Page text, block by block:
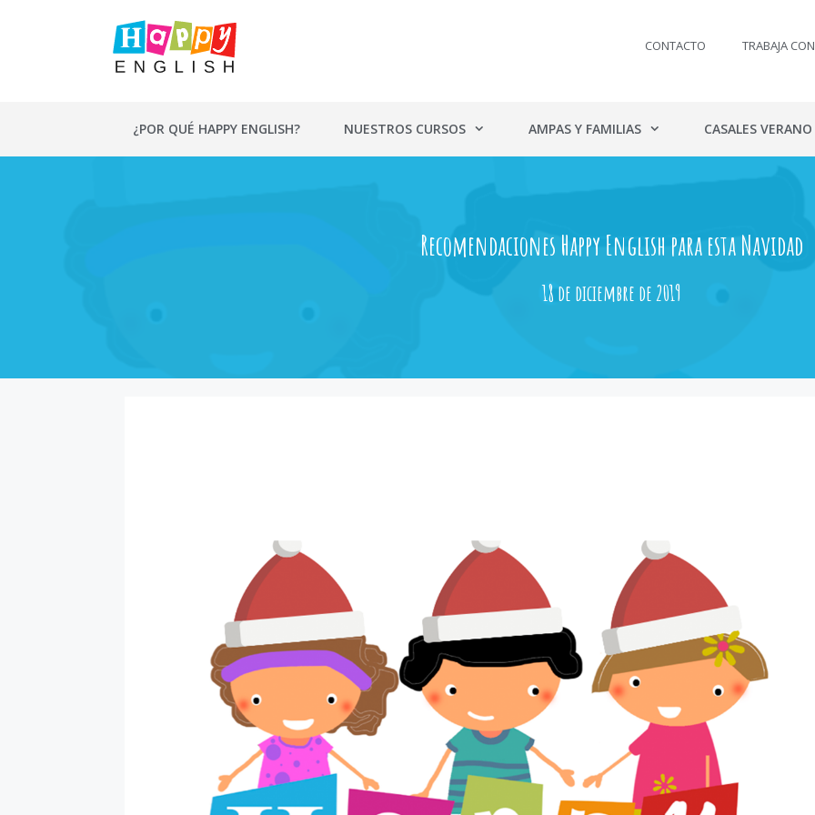
CONTACTO TRABAJA
¿POR QUÉ HAPPY ENGLISH? NUESTROS CURSOS AMPAS Y FAMILIAS CASALES
Recomendaciones Happy English para esta Navidad
18 de diciembre de 2019